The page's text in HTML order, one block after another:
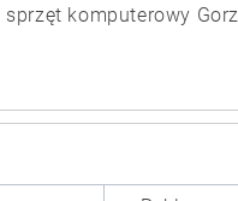
sprzęt komputerowy